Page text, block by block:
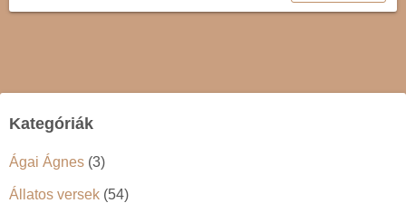
Kategóriák
Ágai Ágnes (3)
Állatos versek (54)